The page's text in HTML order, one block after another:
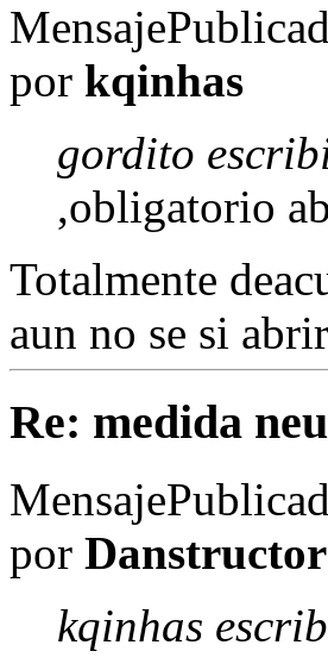
Mensaje
por kqinhas
gordito
,obligatorio
Totalmente
aun no se si
Re: medida
Mensaje
por Danstructor
kqinhas